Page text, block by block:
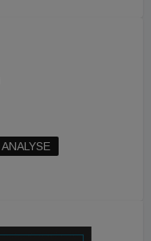
ANALYSE